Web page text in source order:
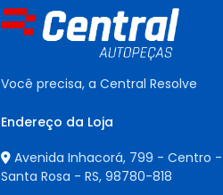
Você precisa, a Central Resolve
Endereço da Loja
Avenida Inhacorá, 799 - Centro -
Santa Rosa - RS, 98780-818